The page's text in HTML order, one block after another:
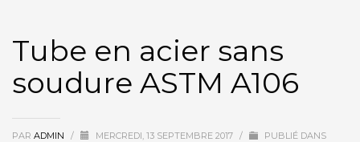
Tube en acier sans
soudure ASTM A106
PAR ADMIN / MERCREDI, 13 SEPTEMBRE 2017 /
PUBLIÉ DANS